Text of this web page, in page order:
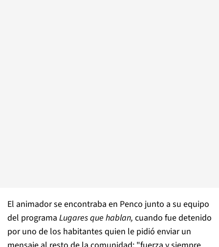
El animador se encontraba en Penco junto a su equipo
del programa Lugares que hablan, cuando fue detenido
por uno de los habitantes quien le pidió enviar un